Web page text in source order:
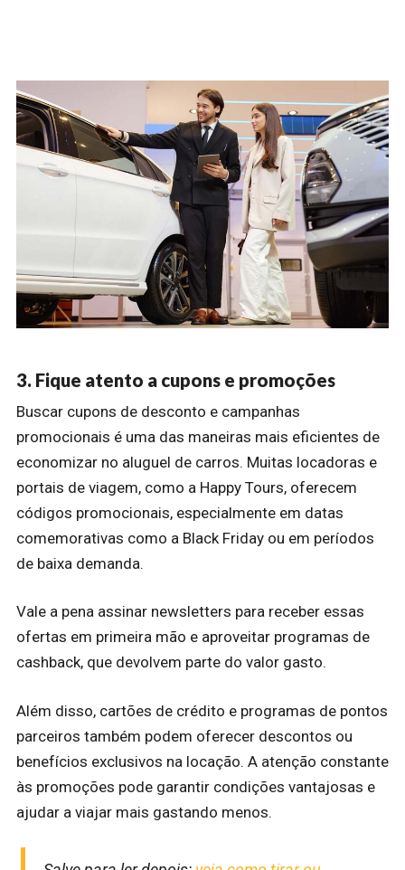
3. Fique atento a cupons e promoções
Buscar cupons de desconto e campanhas
promocionais é uma das maneiras mais eficientes de
economizar no aluguel de carros. Muitas locadoras e
portais de viagem, como a Happy Tours, oferecem
códigos promocionais, especialmente em datas
comemorativas como a Black Friday ou em períodos
de baixa demanda.
Vale a pena assinar newsletters para receber essas
ofertas em primeira mão e aproveitar programas de
cashback, que devolvem parte do valor gasto.
Além disso, cartões de crédito e programas de pontos
parceiros também podem oferecer descontos ou
benefícios exclusivos na locação. A atenção constante
às promoções pode garantir condições vantajosas e
ajudar a viajar mais gastando menos.